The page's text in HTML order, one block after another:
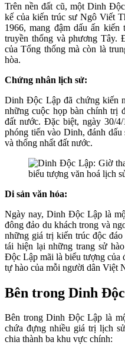
Trên nền đất cũ, một Dinh
kế của kiến trúc sư Ngô Viết
1966, mang đậm dấu ấn
truyền thống và phương
của Tổng thống mà còn là
hòa.
Chứng nhân lịch sử:
Dinh Độc Lập đã chứng kiến
những cuộc họp bàn chính trị
đất nước. Đặc biệt, ngày 30/
phóng tiến vào Dinh, đánh
và thống nhất đất nước.
Di sản văn hóa:
Ngày nay, Dinh Độc Lập là
đông đảo du khách trong và
những giá trị kiến trúc độc
tái hiện lại những trang sử
Độc Lập mãi là biểu tượng của
tự hào của mỗi người dân Việt
Bên trong Dinh
Bên trong Dinh Độc Lập là
chứa đựng nhiều giá trị lịch
chia thành ba khu vực chính: